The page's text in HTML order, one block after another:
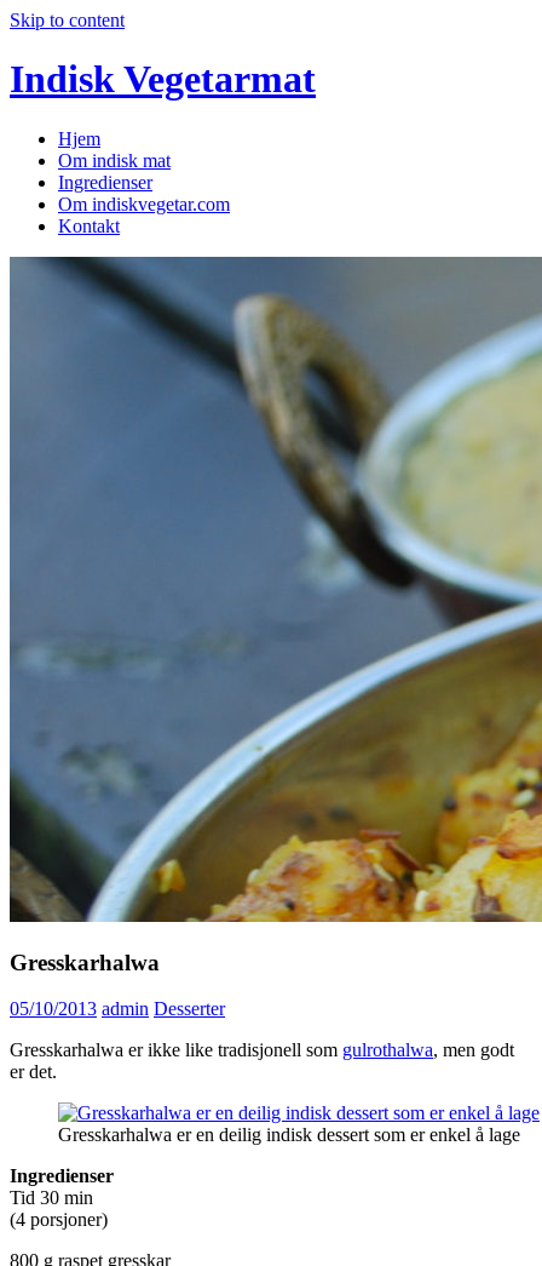
Skip to content
Indisk Vegetarmat
Hjem
Om indisk mat
Ingredienser
Om indiskvegetar.com
Kontakt
Gresskarhalwa
05/10/2013 admin Desserter
Gresskarhalwa er ikke like tradisjonell som gulrothalwa, men godt
er det.
Gresskarhalwa er en deilig indisk dessert som er enkel å lage
Ingredienser
Tid 30 min
(4 porsjoner)
800 g raspet gresskar